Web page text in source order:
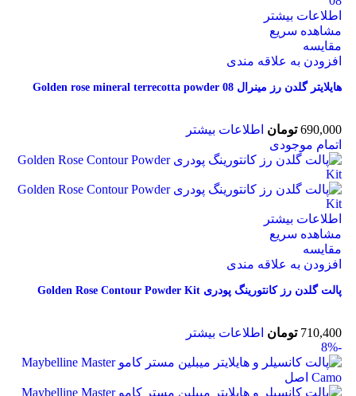
اطلاعات بیشتر
مشاهده سریع
مقایسه
افزودن به علاقه مندی
هایلایتر گلدن رز مینرال 08 Golden rose mineral terrecotta powder
690,000 تومان اطلاعات بیشتر
اتمام موجودی
اطلاعات بیشتر
مشاهده سریع
مقایسه
افزودن به علاقه مندی
پالت گلدن رز کانتورینگ پودری Golden Rose Contour Powder Kit
710,400 تومان اطلاعات بیشتر
-8%